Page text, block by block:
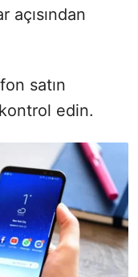
açısından
satın
edin.